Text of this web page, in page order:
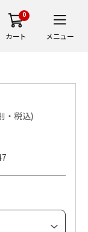
0
カート メニュー
・税込)